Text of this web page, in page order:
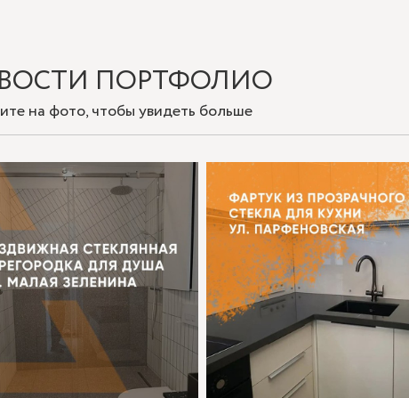
ПОРТФОЛИО
на фото, чтобы увидеть больше